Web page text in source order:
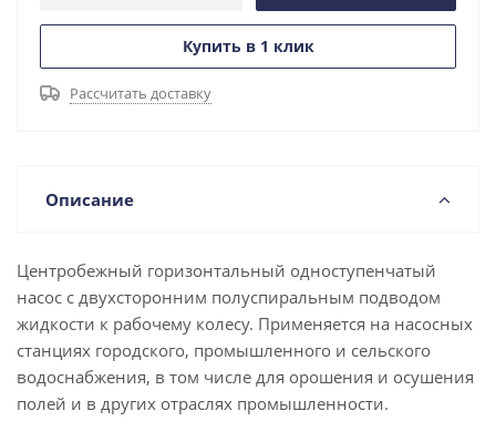
Купить в 1 клик
Рассчитать доставку
Описание
Центробежный горизонтальный одноступенчатый
насос с двухсторонним полуспиральным подводом
жидкости к рабочему колесу. Применяется на насосных
станциях городского, промышленного и сельского
водоснабжения, в том числе для орошения и осушения
полей и в других отраслях промышленности.